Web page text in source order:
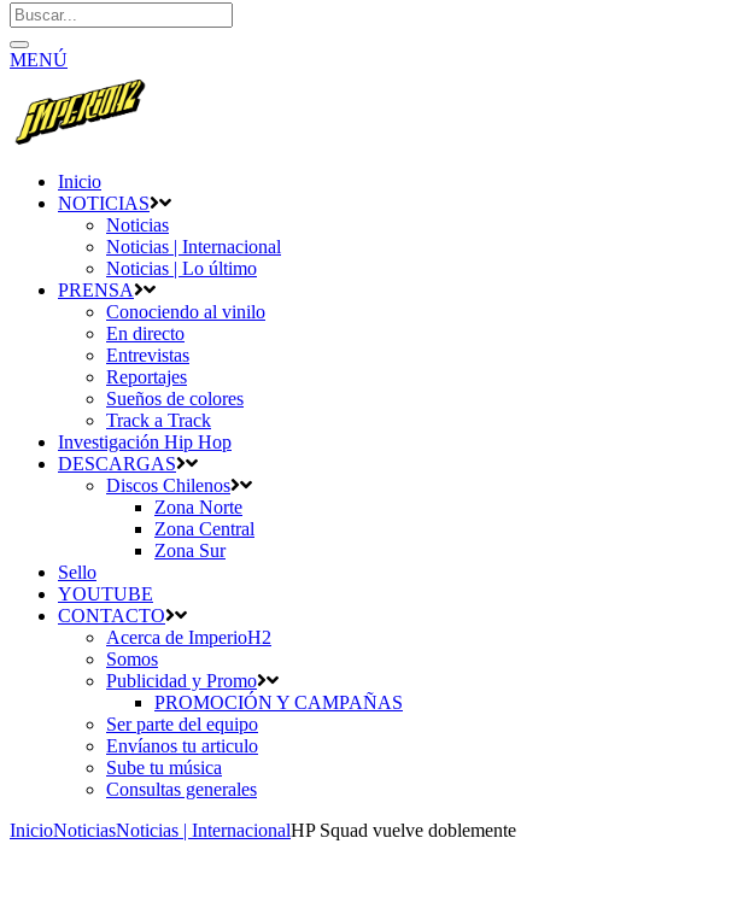
MENÚ
Inicio
NOTICIAS
Noticias
Noticias | Internacional
Noticias | Lo último
PRENSA
Conociendo al vinilo
En directo
Entrevistas
Reportajes
Sueños de colores
Track a Track
Investigación Hip Hop
DESCARGAS
Discos Chilenos
Zona Norte
Zona Central
Zona Sur
Sello
YOUTUBE
CONTACTO
Acerca de ImperioH2
Somos
Publicidad y Promo
PROMOCIÓN Y CAMPAÑAS
Ser parte del equipo
Envíanos tu articulo
Sube tu música
Consultas generales
InicioNoticiasNoticias | InternacionalHP Squad vuelve doblemente